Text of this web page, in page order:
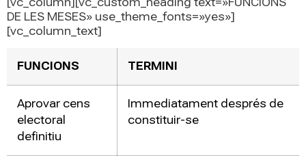
DE LES MESES» use_theme_fonts=»yes»]
[vc_column_text]
FUNCIONS TERMINI
Aprovar cens
electoral
definitiu
Immediatament després de
constituir-se